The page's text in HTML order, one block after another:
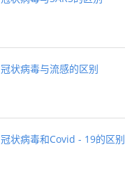
冠状病毒与流感的区别
冠状病毒和Covid - 19的区别